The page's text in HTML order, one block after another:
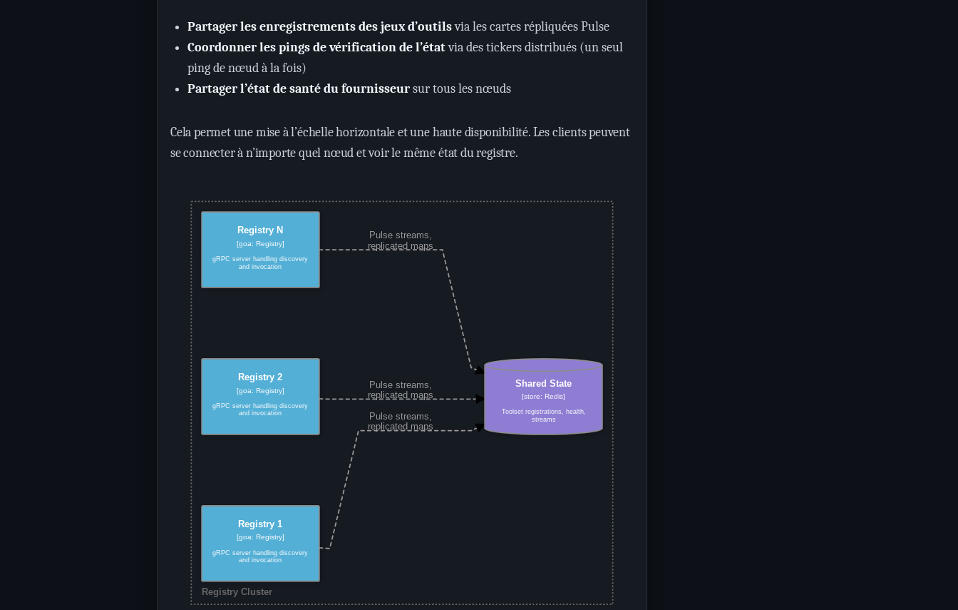
Partager les enregistrements des jeux d’outilsvia les cartes répliquées Pulse
Coordonner les pings de vérification de l’étatvia des tickers distribués (un seul
ping de nœud à la fois)
Partager l’état de santé du fournisseursur tous les nœuds
Cela permet une mise à l’échelle horizontale et une haute disponibilité. Les clients peuvent
se connecter à n’importe quel nœud et voir le même état du registre.